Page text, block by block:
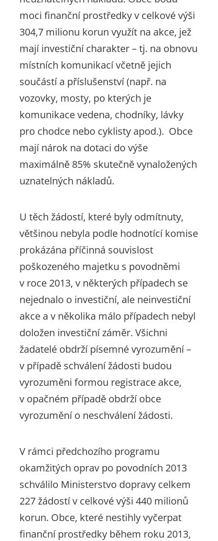
moci finanční prostředky v celkové výši
304,7 milionu korun využít na akce, jež
mají investiční charakter – tj. na obnovu
místních komunikací včetně jejich
součástí a příslušenství (např. na
vozovky, mosty, po kterých je
komunikace vedena, chodníky, lávky
pro chodce nebo cyklisty apod.). Obce
mají nárok na dotaci do výše
maximálně 85% skutečně vynaložených
uznatelných nákladů.
U těch žádostí, které byly odmítnuty,
většinou nebyla podle hodnotící komise
prokázána příčinná souvislost
poškozeného majetku s povodněmi
v roce 2013, v některých případech se
nejednalo o investiční, ale neinvestiční
akce a v několika málo případech nebyl
doložen investiční záměr. Všichni
žadatelé obdrží písemné vyrozumění –
v případě schválení žádosti budou
vyrozuměni formou registrace akce,
v opačném případě obdrží obce
vyrozumění o neschválení žádosti.
V rámci předchozího programu
okamžitých oprav po povodních 2013
schválilo Ministerstvo dopravy celkem
227 žádostí v celkové výši 440 milionů
korun. Obce, které nestihly vyčerpat
finanční prostředky během roku 2013,